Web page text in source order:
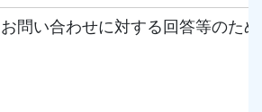
お問い合わせに対する回答等のため